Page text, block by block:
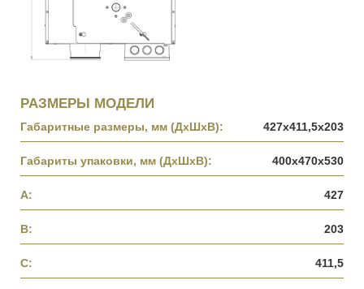
РАЗМЕРЫ МОДЕЛИ
Габаритные размеры, мм (ДхШхВ): 427х411,5х203
Габариты упаковки, мм (ДхШхВ): 400х470х530
A: 427
B: 203
C: 411,5